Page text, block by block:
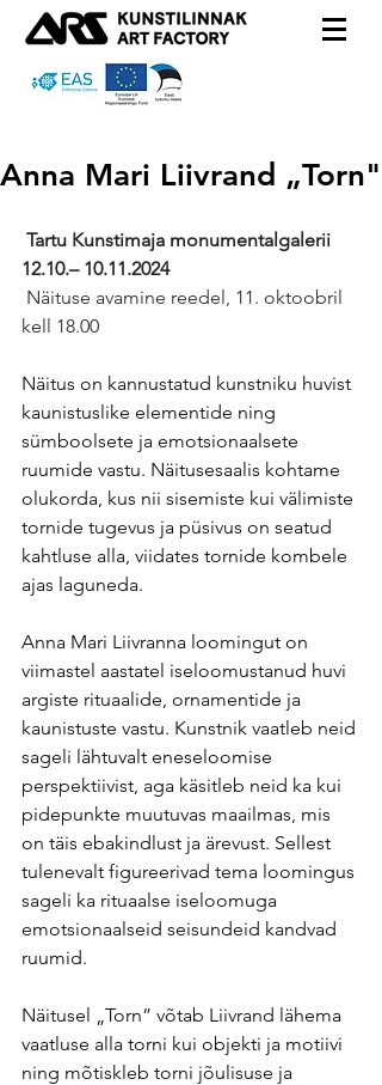
Anna Mari Liivrand „Torn"
Tartu Kunstimaja monumentalgalerii
12.10.– 10.11.2024
kell 18.00
Näitus on kannustatud kunstniku huvist
kaunistuslike elementide ning
sümboolsete ja emotsionaalsete
ruumide vastu. Näitusesaalis kohtame
olukorda, kus nii sisemiste kui välimiste
tornide tugevus ja püsivus on seatud
kahtluse alla, viidates tornide kombele
ajas laguneda.
Anna Mari Liivranna loomingut on
viimastel aastatel iseloomustanud huvi
argiste rituaalide, ornamentide ja
kaunistuste vastu. Kunstnik vaatleb neid
sageli lähtuvalt eneseloomise
perspektiivist, aga käsitleb neid ka kui
pidepunkte muutuvas maailmas, mis
on täis ebakindlust ja ärevust. Sellest
tulenevalt figureerivad tema loomingus
sageli ka rituaalse iseloomuga
emotsionaalseid seisundeid kandvad
ruumid.
Näitusel „Torn” võtab Liivrand lähema
vaatluse alla torni kui objekti ja motiivi
ning mõtiskleb torni jõulisuse ja